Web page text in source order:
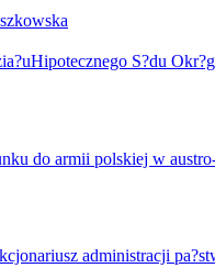
S?du
do armii polskiej w
administracji